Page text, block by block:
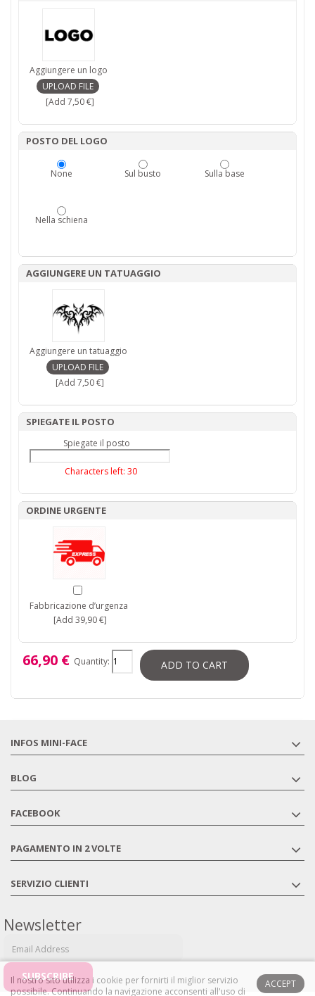
Aggiungere un logo
[Add 7,50 €]
POSTO DEL LOGO
None Sul busto Sulla base
Nella schiena
AGGIUNGERE UN TATUAGGIO
Aggiungere un tatuaggio
[Add 7,50 €]
SPIEGATE IL POSTO
Spiegate il posto
Characters left: 30
ORDINE URGENTE
Fabbricazione d’urgenza
[Add 39,90 €]
66,90 € Quantity: ADD TO CART
INFOS MINI-FACE
BLOG
FACEBOOK
PAGAMENTO IN 2 VOLTE
SERVIZIO CLIENTI
Newsletter
ACCEPT
Il nostro sito utilizza i cookie per fornirti il ​​miglior servizio
possibile.Continuando la navigazione acconsenti all'uso di